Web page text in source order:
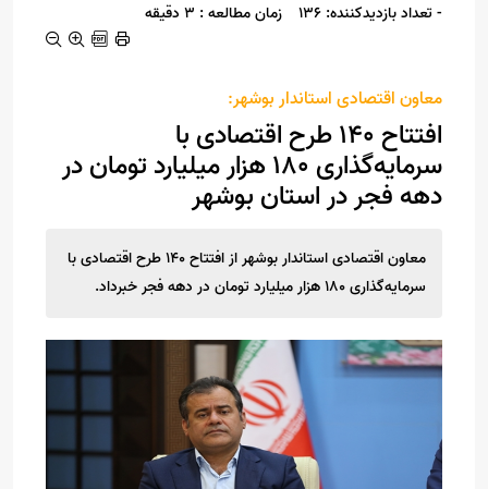
- تعداد بازدیدکننده: 136
زمان مطالعه : 3 دقیقه
معاون اقتصادی استاندار بوشهر:
افتتاح 140 طرح اقتصادی با
سرمایه‌گذاری 180 هزار میلیارد تومان در
دهه فجر در استان بوشهر
معاون اقتصادی استاندار بوشهر از افتتاح 140 طرح اقتصادی با
سرمایه‌گذاری 180 هزار میلیارد تومان در دهه فجر خبرداد.